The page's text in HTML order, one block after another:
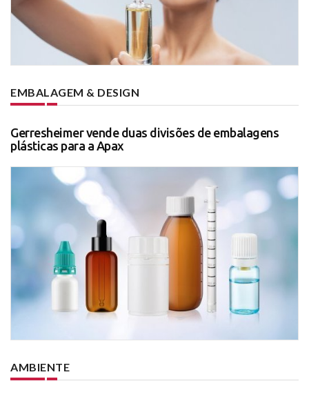
EMBALAGEM & DESIGN
Gerresheimer vende duas divisões de embalagens
plásticas para a Apax
AMBIENTE